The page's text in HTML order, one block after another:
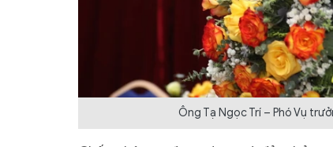
Ông Tạ Ngọc Trí – Phó Vụ